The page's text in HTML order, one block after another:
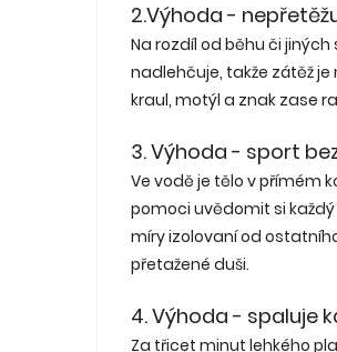
2.Výhoda -
Na rozdíl od běhu či
nadlehčuje, takže zátěž
kraul, motýl a znak zase
3. Výhoda - sport
Ve vodě je tělo v přímém
pomoci uvědomit si každý
míry izolovaní od
přetažené duši.
4. Výhoda - spaluje
Za třicet minut lehkého